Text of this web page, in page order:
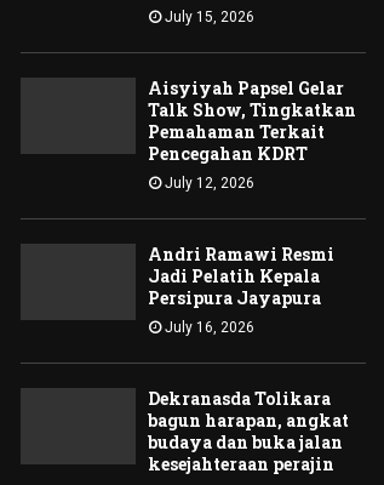
July 15, 2026
Aisyiyah Papsel Gelar
Talk Show, Tingkatkan
Pemahaman Terkait
Pencegahan KDRT
July 12, 2026
Andri Ramawi Resmi
Jadi Pelatih Kepala
Persipura Jayapura
July 16, 2026
Dekranasda Tolikara
bagun harapan, angkat
budaya dan buka jalan
kesejahteraan perajin